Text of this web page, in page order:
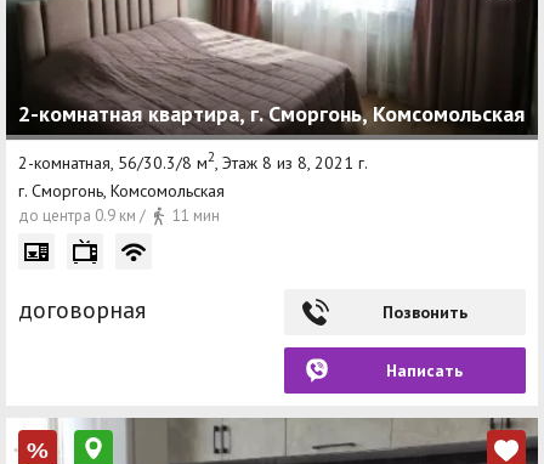
2-комнатная квартира, г. Сморгонь, Комсомольская
2-комнатная, 56/30.3/8 м2 , Этаж 8 из 8, 2021 г.
г. Сморгонь, Комсомольская
до центра 0.9 км / 11 мин
договорная Позвонить
Написать
%